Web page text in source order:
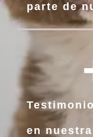
parte de
en